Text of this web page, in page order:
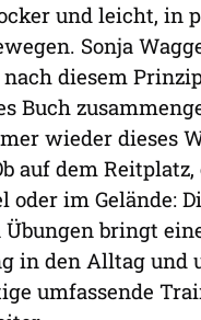
und leicht, in
Sonja
diesem
Buch
wieder dieses
auf dem
oder im Gelände:
bringt
in den Alltag und
umfassende